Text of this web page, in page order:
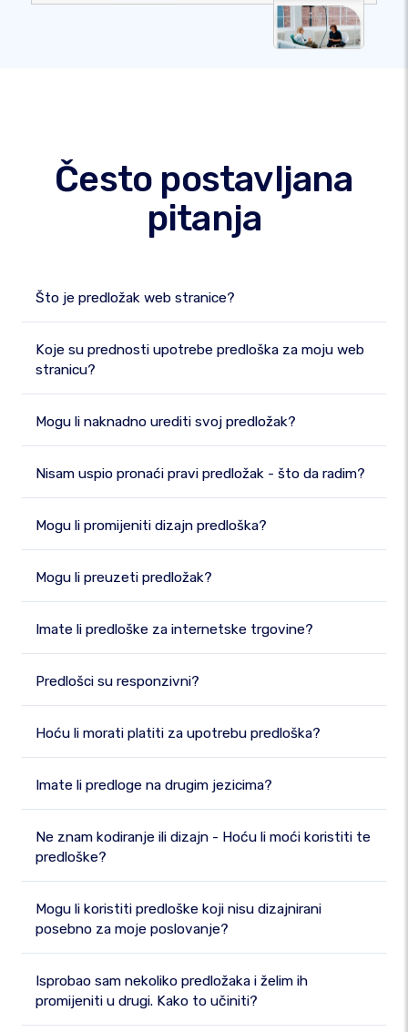
Često postavljana
pitanja
Što je predložak web stranice?
Koje su prednosti upotrebe predloška za moju web
stranicu?
Mogu li naknadno urediti svoj predložak?
Nisam uspio pronaći pravi predložak - što da radim?
Mogu li promijeniti dizajn predloška?
Mogu li preuzeti predložak?
Imate li predloške za internetske trgovine?
Predlošci su responzivni?
Hoću li morati platiti za upotrebu predloška?
Imate li predloge na drugim jezicima?
Ne znam kodiranje ili dizajn - Hoću li moći koristiti te
predloške?
Mogu li koristiti predloške koji nisu dizajnirani
posebno za moje poslovanje?
Isprobao sam nekoliko predložaka i želim ih
promijeniti u drugi. Kako to učiniti?